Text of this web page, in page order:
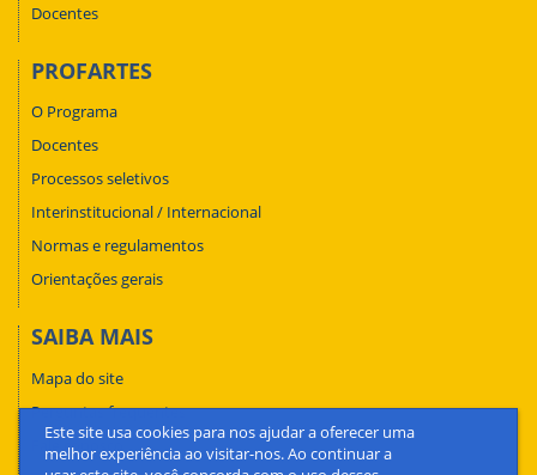
Este site usa cookies para nos ajudar a oferecer uma
melhor experiência ao visitar-nos. Ao continuar a
Docentes
PROFARTES
O Programa
Docentes
Processos seletivos
Interinstitucional / Internacional
Normas e regulamentos
Orientações gerais
SAIBA MAIS
Mapa do site
Perguntas frequentes
Fale conosco